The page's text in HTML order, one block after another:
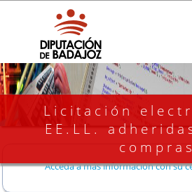
Licitación
EE.LL.
compras
Acceda a más información con su